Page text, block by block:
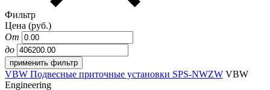
Фильтр
Цена (руб.)
От
до
VBW Подвесные приточные установки SPS-NWZW VBW
Engineering